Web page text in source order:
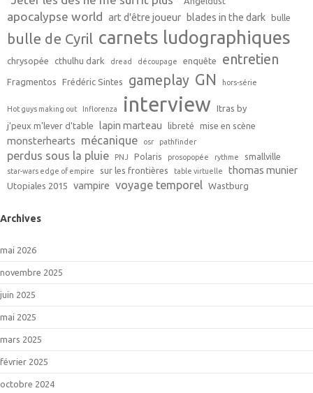
apocalypse world art d'être joueur blades in the dark bulle
bulle de Cyril carnets ludographiques
chrysopée cthulhu dark dread découpage enquête entretien
Fragmentos Frédéric Sintes gameplay GN hors-série
Hot guys making out Inflorenza interview
Itras by
j'peux m'lever d'table
lapin marteau libreté mise en scène
monsterhearts mécanique osr pathfinder
perdus sous la pluie PNJ Polaris prosopopée rythme smallville
star-wars edge of empire sur les frontières table virtuelle thomas munier
Utopiales 2015 vampire voyage temporel Wastburg
Archives
mai 2026
novembre 2025
juin 2025
mai 2025
mars 2025
février 2025
octobre 2024